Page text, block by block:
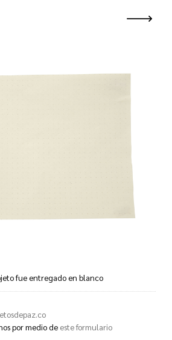
fue entregado en blanco
given to us blank
por medio de este formulario